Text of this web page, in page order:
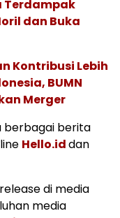
Terdampak
dan Buka
Kontribusi Lebih
BUMN
Merger
berbagai berita
Hello.iddan
di media
media